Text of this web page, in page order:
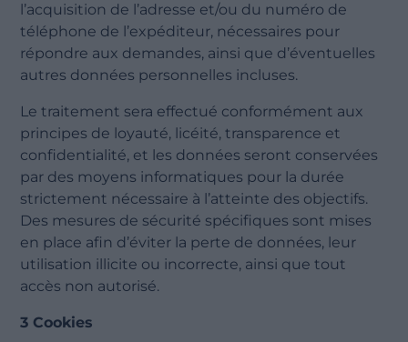
l’acquisition de l’adresse et/ou du numéro de
téléphone de l’expéditeur, nécessaires pour
répondre aux demandes, ainsi que d’éventuelles
autres données personnelles incluses.
Le traitement sera effectué conformément aux
principes de loyauté, licéité, transparence et
confidentialité, et les données seront conservées
par des moyens informatiques pour la durée
strictement nécessaire à l’atteinte des objectifs.
Des mesures de sécurité spécifiques sont mises
en place afin d’éviter la perte de données, leur
utilisation illicite ou incorrecte, ainsi que tout
accès non autorisé.
3 Cookies